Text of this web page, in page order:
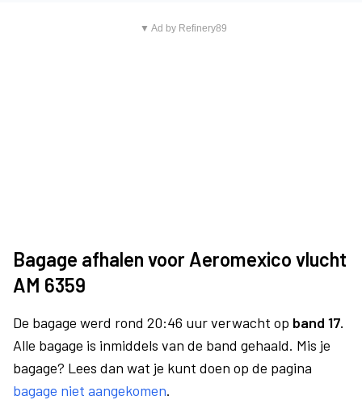
▼ Ad by Refinery89
Bagage afhalen voor Aeromexico vlucht
AM 6359
De bagage werd rond 20:46 uur verwacht op band 17.
Alle bagage is inmiddels van de band gehaald. Mis je
bagage? Lees dan wat je kunt doen op de pagina
bagage niet aangekomen.